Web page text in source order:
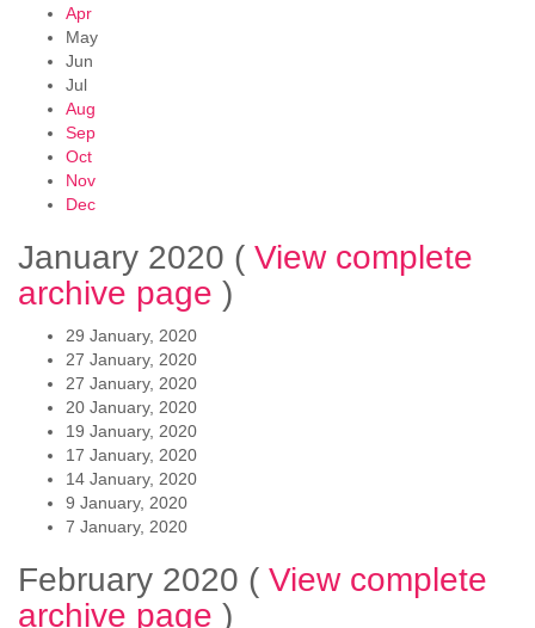
Apr
May
Jun
Jul
Aug
Sep
Oct
Nov
Dec
January 2020 ( View complete
archive page )
29 January, 2020
27 January, 2020
27 January, 2020
20 January, 2020
19 January, 2020
17 January, 2020
14 January, 2020
9 January, 2020
7 January, 2020
February 2020 ( View complete
archive page )